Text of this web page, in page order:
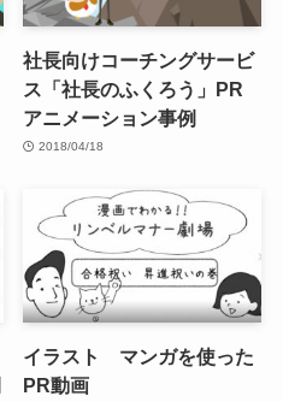
社長向けコーチングサービ
ス「社長のふくろう」PR
アニメーション事例
2018/04/18
イラスト マンガを使った
PR動画